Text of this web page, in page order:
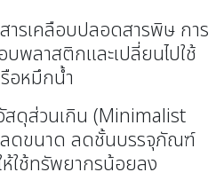
รเคลือบปลอดสารพิษ การ
บพลาสติกและเปลี่ยนไปใช้
อหมึกน้ำ
สดุส่วนเกิน (Minimalist
ลดขนาด ลดชั้นบรรจุภัณฑ์
ใช้ทรัพยากรน้อยลง